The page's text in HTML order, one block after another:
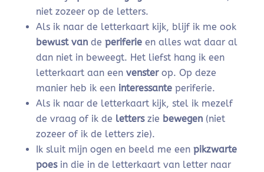
niet zozeer op de letters.
Als ik naar de letterkaart kijk, blijf ik me ook
bewust vande periferieen alles wat daar al
dan niet in beweegt. Het liefst hang ik een
letterkaart aan een vensterop. Op deze
manier heb ik een interessanteperiferie.
Als ik naar de letterkaart kijk, stel ik mezelf
de vraag of ik de letterszie bewegen(niet
zozeer of ik de letters zie).
Ik sluit mijn ogen en beeld me eenpikzwarte
poesin die in de letterkaart van letter naar